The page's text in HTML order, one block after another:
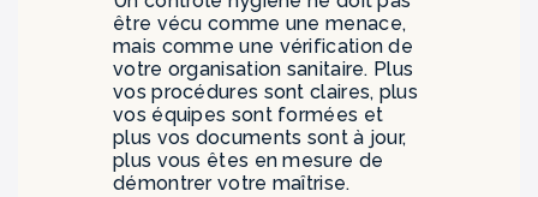
être vécu comme une menace,
mais comme une vérification de
votre organisation sanitaire. Plus
vos procédures sont claires, plus
vos équipes sont formées et
plus vos documents sont à jour,
plus vous êtes en mesure de
démontrer votre maîtrise.